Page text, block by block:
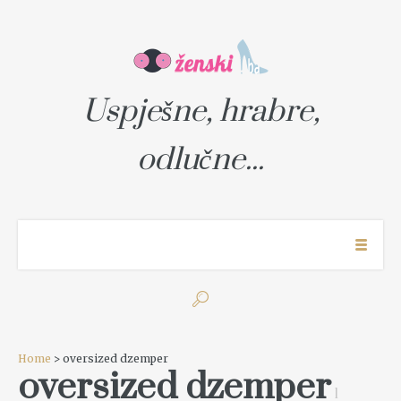
Uspješne, hrabre,
odlučne...
Home > oversized dzemper
oversized dzemper 1